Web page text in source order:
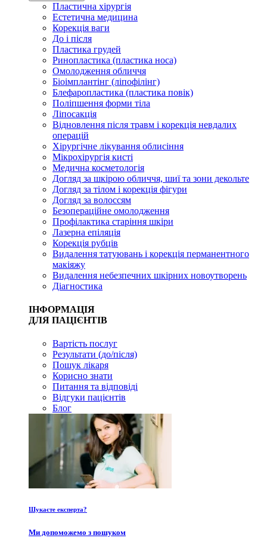
Пластична хірургія
Естетична медицина
Корекція ваги
До і після
Пластика грудей
Ринопластика (пластика носа)
Омолодження обличчя
Біоімплантінг (ліпофілінг)
Блефаропластика (пластика повік)
Поліпшення форми тіла
Ліпосакція
Відновлення після травм і корекція невдалих
операцій
Хірургічне лікування облисіння
Мікрохірургія кисті
Медична косметологія
Догляд за шкірою обличчя, шиї та зони декольте
Догляд за тілом і корекція фігури
Догляд за волоссям
Безопераційне омолодження
Профілактика старіння шкіри
Лазерна епіляція
Корекція рубців
Видалення татуювань і корекція перманентного
макіяжу
Видалення небезпечних шкірних новоутворень
Діагностика
ІНФОРМАЦІЯ
ДЛЯ ПАЦІЄНТІВ
Вартість послуг
Результати (до/після)
Пошук лікаря
Корисно знати
Питання та відповіді
Відгуки пацієнтів
Блог
Шукаєте експерта?
Ми допоможемо з пошуком